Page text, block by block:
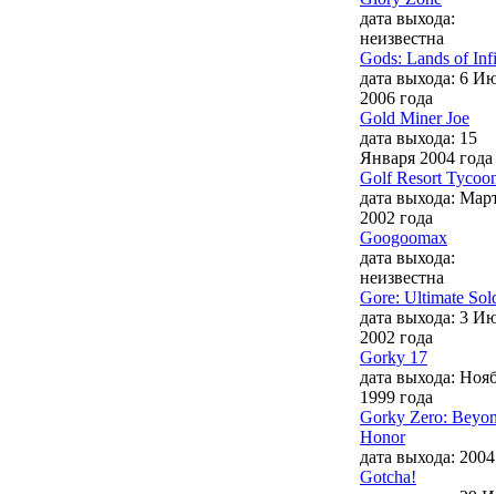
дата выхода:
неизвестна
Gods: Lands of
дата выхода: 6
2006 года
Gold Miner Joe
дата выхода: 15
Января 2004 года
Golf Resort
дата выхода:
2002 года
Googoomax
дата выхода:
неизвестна
Gore: Ultimate
дата выхода: 3
2002 года
Gorky 17
дата выхода:
1999 года
Gorky Zero:
Honor
дата выхода:
Gotcha!